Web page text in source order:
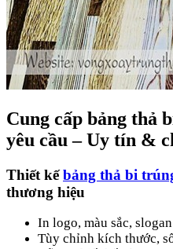
Cung cấp bảng thả
yêu cầu – Uy tín &
Thiết kếbảng thả bi
thương hiệu
In logo, màu sắc,
Tùy chỉnh kích thước,